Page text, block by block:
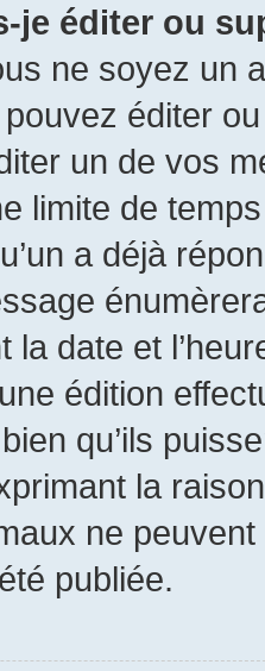
je éditer ou
ne soyez un
éditer
un de vos
limite de
a déjà
la date et
édition
qu’ils
la
ne
publiée.